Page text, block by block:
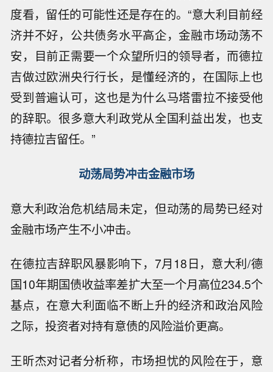
度看，留任的可能性还是存在的。“意大利目前经
济并不好，公共债务水平高企，金融市场动荡不
安，目前正需要一个众望所归的领导者，而德拉
吉做过欧洲央行行长，是懂经济的，在国际上也
受到普遍认可，这也是为什么马塔雷拉不接受他
的辞职。很多意大利政党从全国利益出发，也支
持德拉吉留任。”
动荡局势冲击金融市场
意大利政治危机结局未定，但动荡的局势已经对
金融市场产生不小冲击。
在德拉吉辞职风暴影响下，7月18日，意大利/德
国10年期国债收益率差扩大至一个月高位234.5个
基点，在意大利面临不断上升的经济和政治风险
之际，投资者对持有意债的风险溢价更高。
王昕杰对记者分析称，市场担忧的风险在于，意